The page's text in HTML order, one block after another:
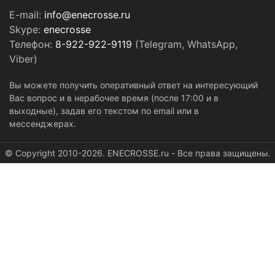
E-mail: info@enecrosse.ru
Skype: enecrosse
Телефон: 8-922-922-9119 (Telegram, WhatsApp,
Viber)
Вы можете получить оперативный ответ на интересующий
Вас вопрос и в нерабочее время (после 17:00 и в
выходные), задав его текстом по email или в
мессенджерах.
© Copyright 2010-2026. ENECROSSE.ru - Все права защищены.